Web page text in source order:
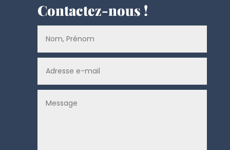
Contactez-nous !